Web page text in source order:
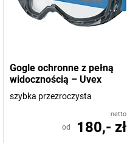
Gogle ochronne z pełną
widocznością – Uvex
szybka przezroczysta
netto
od 180,- zł